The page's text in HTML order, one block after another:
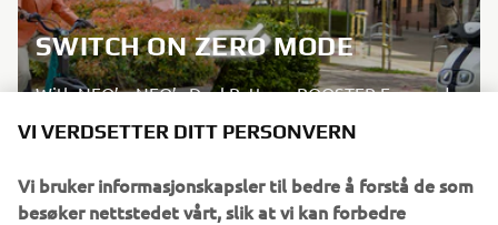
SWITCH ON ZERO MODE
With NEO’s, NEO’s Dual Battery, BOOSTER Easy and
BOOSTER, Yamaha is offering a range of electrical
city with ZERO stress, ZERO noise, and ZERO
emissions.
VI VERDSETTER DITT PERSONVERN
Vi bruker informasjonskapsler til bedre å forstå de som
besøker nettstedet vårt, slik at vi kan forbedre